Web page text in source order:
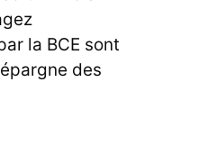
la BCE sont
des